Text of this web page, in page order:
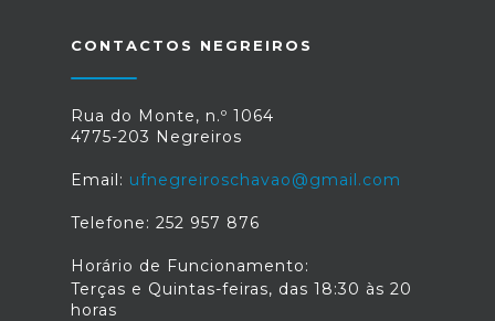
CONTACTOS NEGREIROS
Rua do Monte, n.º 1064
4775-203 Negreiros
Email: ufnegreiroschavao@gmail.com
Telefone: 252 957 876
Horário de Funcionamento:
Terças e Quintas-feiras, das 18:30 às 20
horas